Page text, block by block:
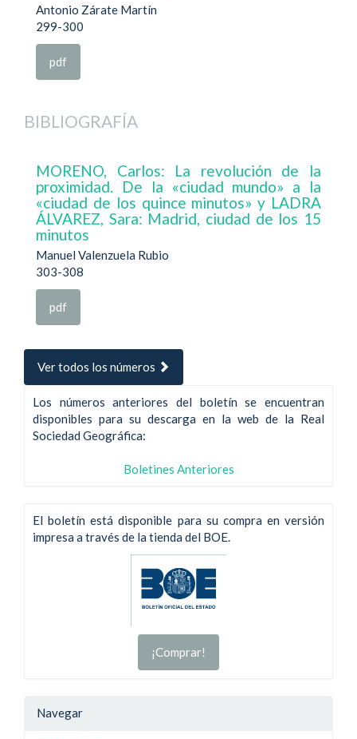
Antonio Zárate Martín
299-300
pdf
BIBLIOGRAFÍA
MORENO, Carlos: La revolución de la
proximidad. De la «ciudad mundo» a la
«ciudad de los quince minutos» y LADRA
ÁLVAREZ, Sara: Madrid, ciudad de los 15
minutos
Manuel Valenzuela Rubio
303-308
pdf
Ver todos los números
Los números anteriores del boletín se encuentran
disponibles para su descarga en la web de la Real
Sociedad Geográfica:
Boletines Anteriores
El boletín está disponible para su compra en versión
impresa a través de la tienda del BOE.
¡Comprar!
Navegar